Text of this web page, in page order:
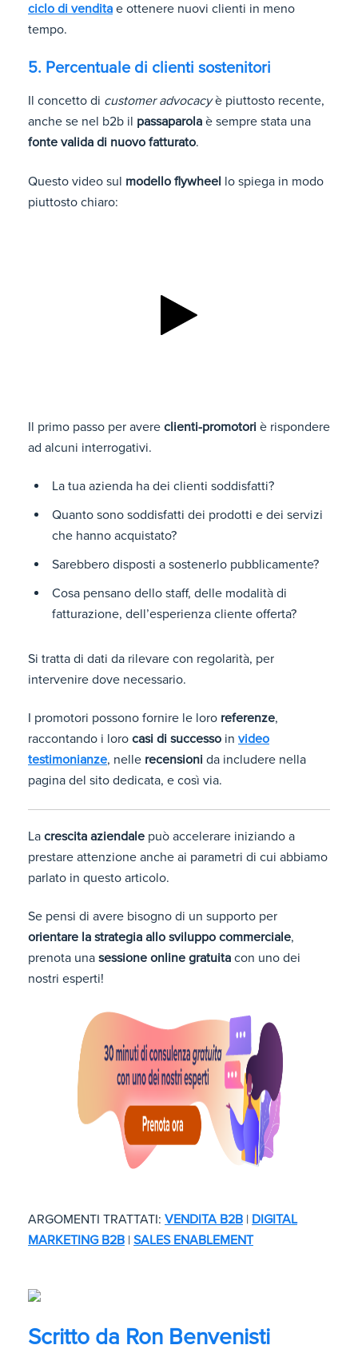
ciclo di vendita e ottenere nuovi clienti in meno
tempo.
5. Percentuale di clienti sostenitori
Il concetto di customer advocacyè piuttosto recente,
anche se nel b2b il passaparola è sempre stata una
fonte valida di nuovo fatturato.
Questo video sul modello flywheel lo spiega in modo
piuttosto chiaro:
Il primo passo per avere clienti-promotori è rispondere
ad alcuni interrogativi.
La tua azienda ha dei clienti soddisfatti?
Quanto sono soddisfatti dei prodotti e dei servizi
che hanno acquistato?
Sarebbero disposti a sostenerlo pubblicamente?
Cosa pensano dello staff, delle modalità di
fatturazione, dell’esperienza cliente offerta?
Si tratta di dati da rilevare con regolarità, per
intervenire dove necessario.
I promotori possono fornire le loro referenze,
raccontando i loro casi di successo in video
testimonianze, nelle recensioni da includere nella
pagina del sito dedicata, e così via.
La crescita aziendale può accelerare iniziando a
prestare attenzione anche ai parametri di cui abbiamo
parlato in questo articolo.
Se pensi di avere bisogno di un supporto per
orientare la strategia allo sviluppo commerciale,
prenota una sessione online gratuita con uno dei
nostri esperti!
ARGOMENTI TRATTATI: VENDITA B2B | DIGITAL
MARKETING B2B | SALES ENABLEMENT
Scritto da Ron Benvenisti